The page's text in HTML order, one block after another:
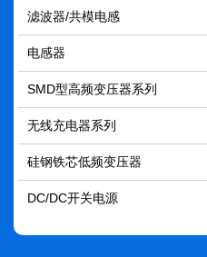
滤波器/共模电感
电感器
SMD型高频变压器系列
无线充电器系列
硅钢铁芯低频变压器
DC/DC开关电源